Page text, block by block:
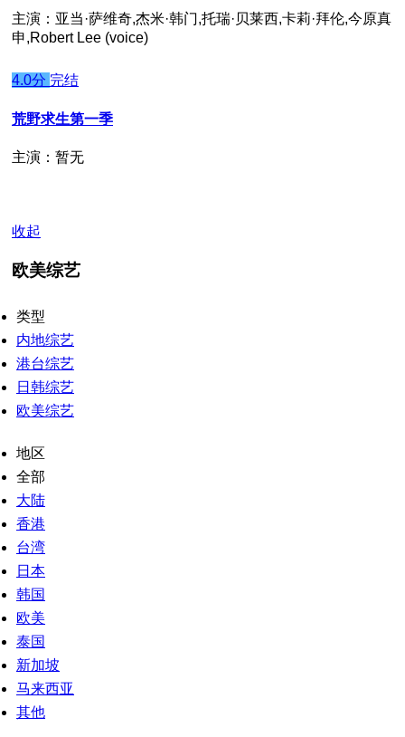
主演：亚当·萨维奇,杰米·韩门,托瑞·贝莱西,卡莉·拜伦,今原真
申,Robert Lee (voice)
4.0分 完结
荒野求生第一季
主演：暂无
收起
欧美综艺
类型
内地综艺
港台综艺
日韩综艺
欧美综艺
地区
全部
大陆
香港
台湾
日本
韩国
欧美
泰国
新加坡
马来西亚
其他